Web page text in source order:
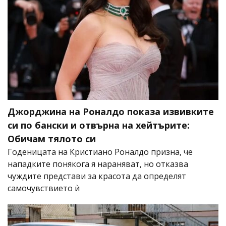
Джорджина на Роналдо показа извивките
си по бански и отвърна на хейтърите:
Обичам тялото си
Годеницата на Кристиано Роналдо призна, че
нападките понякога я нараняват, но отказва
чуждите представи за красота да определят
самочувствието ѝ